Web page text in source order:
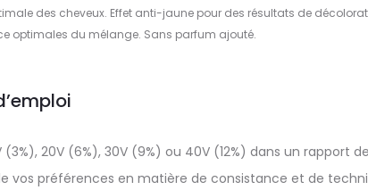
des cheveux. Effet anti-jaune pour des résultats de
optimales du mélange. Sans parfum ajouté.
20V (6%), 30V (9%) ou 40V (12%) dans un rapport de
vos préférences en matière de consistance et de